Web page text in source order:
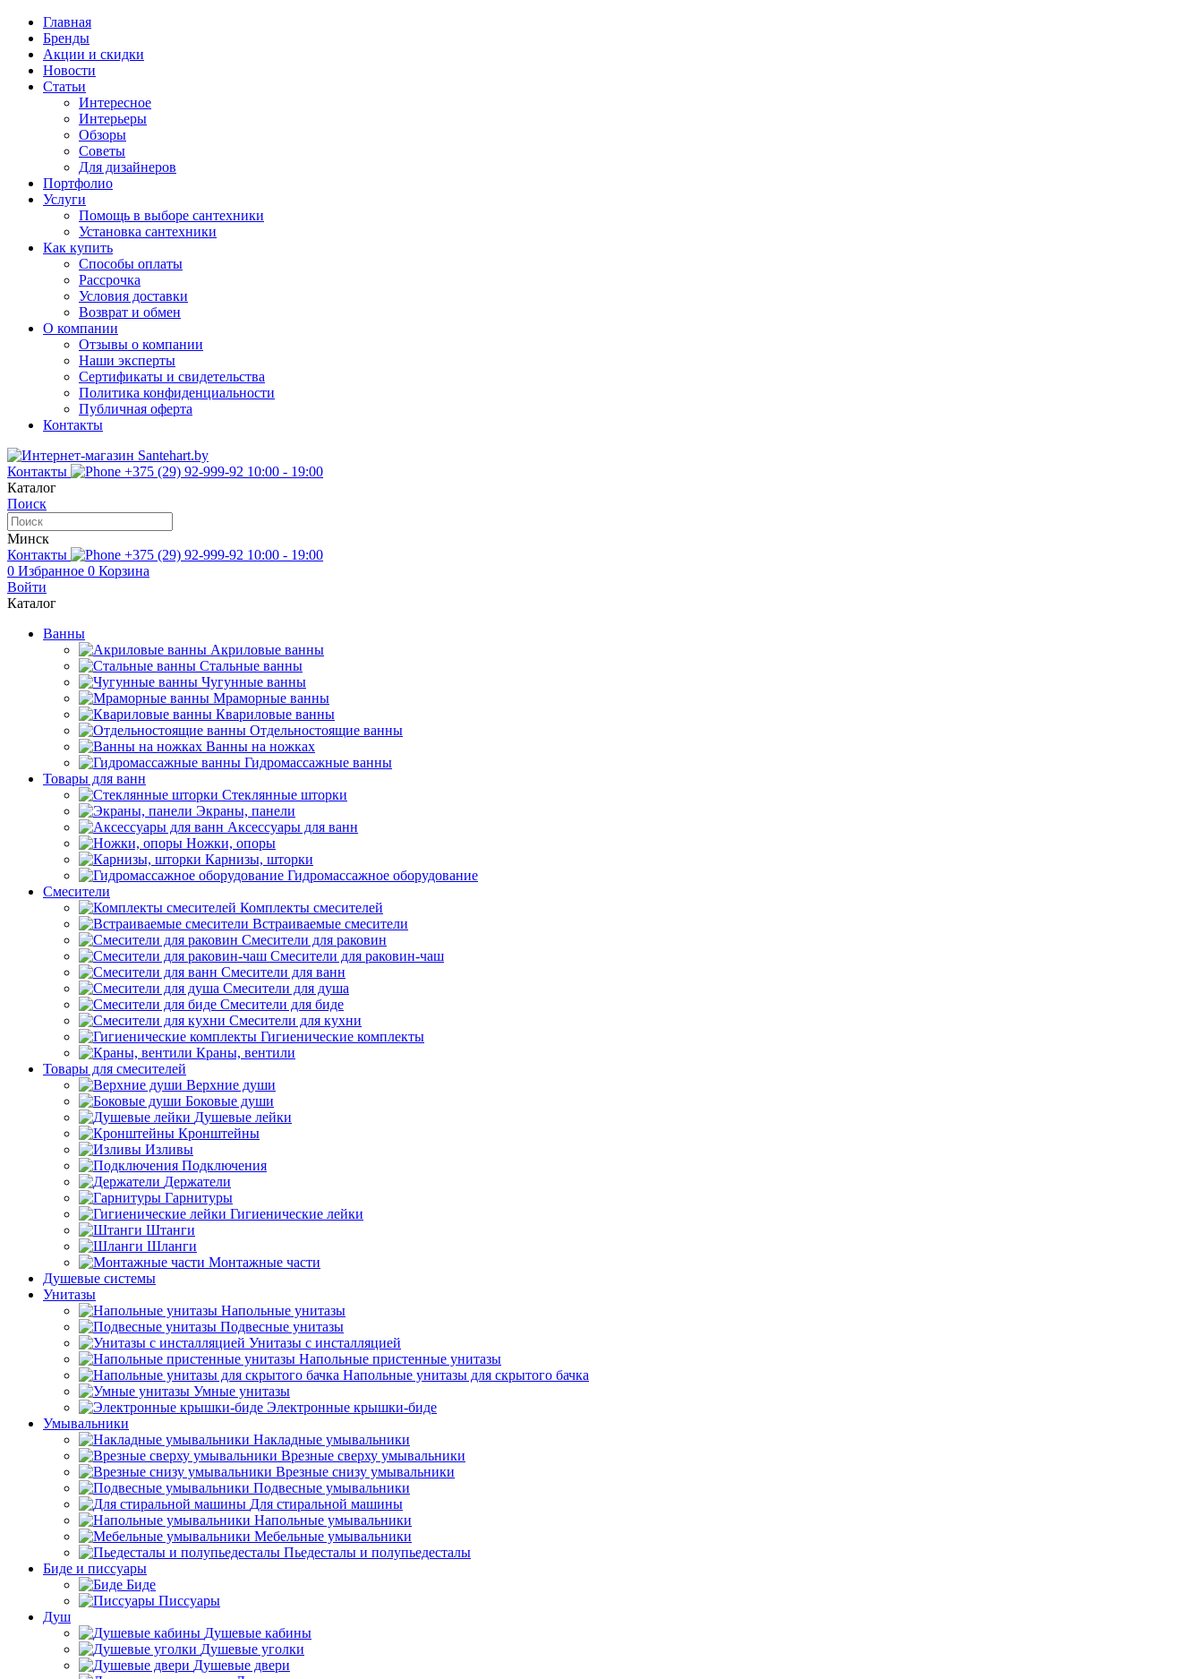
Главная
Бренды
Акции и скидки
Новости
Статьи
Интересное
Интерьеры
Обзоры
Советы
Для дизайнеров
Портфолио
Услуги
Помощь в выборе сантехники
Установка сантехники
Как купить
Способы оплаты
Рассрочка
Условия доставки
Возврат и обмен
О компании
Отзывы о компании
Наши эксперты
Сертификаты и свидетельства
Политика конфиденциальности
Публичная оферта
Контакты
Контакты +375 (29) 92-999-92 10:00 - 19:00
Каталог
Поиск
Минск
Контакты
+375 (29) 92-999-92 10:00 - 19:00
0 Избранное 0 Корзина
Войти
Каталог
Ванны
Акриловые ванны
Стальные ванны
Чугунные ванны
Мраморные ванны
Квариловые ванны
Отдельностоящие ванны
Ванны на ножках
Гидромассажные ванны
Товары для ванн
Стеклянные шторки
Экраны, панели
Аксессуары для ванн
Ножки, опоры
Карнизы, шторки
Гидромассажное оборудование
Смесители
Комплекты смесителей
Встраиваемые смесители
Смесители для раковин
Смесители для раковин-чаш
Смесители для ванн
Смесители для душа
Смесители для биде
Смесители для кухни
Гигиенические комплекты
Краны, вентили
Товары для смесителей
Верхние души
Боковые души
Душевые лейки
Кронштейны
Изливы
Подключения
Держатели
Гарнитуры
Гигиенические лейки
Штанги
Шланги
Монтажные части
Душевые системы
Унитазы
Напольные унитазы
Подвесные унитазы
Унитазы с инсталляцией
Напольные пристенные унитазы
Напольные унитазы для скрытого бачка
Умные унитазы
Электронные крышки-биде
Умывальники
Накладные умывальники
Врезные сверху умывальники
Врезные снизу умывальники
Подвесные умывальники
Для стиральной машины
Напольные умывальники
Мебельные умывальники
Пьедесталы и полупьедесталы
Биде и писсуары
Биде
Писсуары
Душ
Душевые кабины
Душевые уголки
Душевые двери